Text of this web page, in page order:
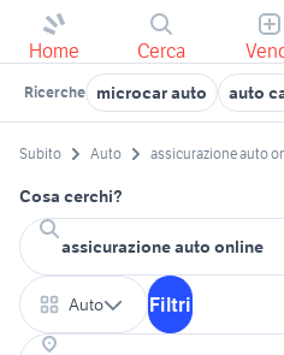
Home Cerca
Ricerche microcar auto auto
Subito Auto assicurazione auto
Cosa cerchi?
Auto Filtri